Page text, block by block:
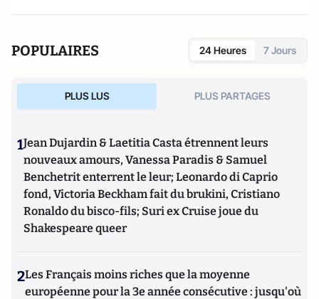
POPULAIRES 24 Heures 7 Jours
PLUS LUS PLUS PARTAGES
1Jean Dujardin & Laetitia Casta étrennent leurs
nouveaux amours, Vanessa Paradis & Samuel
Benchetrit enterrent le leur; Leonardo di Caprio
fond, Victoria Beckham fait du brukini, Cristiano
Ronaldo du bisco-fils; Suri ex Cruise joue du
Shakespeare queer
2Les Français moins riches que la moyenne
européenne pour la 3e année consécutive : jusqu'où